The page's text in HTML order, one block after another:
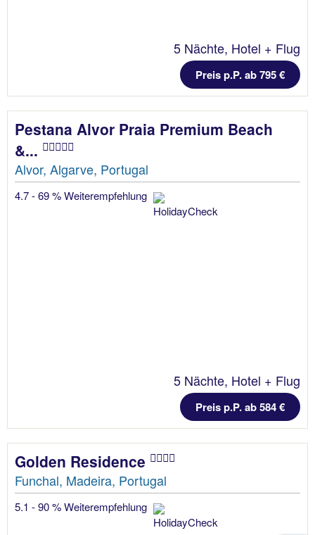
5 Nächte, Hotel + Flug
Preis p.P. ab 795 €
Pestana Alvor Praia Premium Beach
&...
Alvor, Algarve, Portugal
4.7 - 69 % Weiterempfehlung
5 Nächte, Hotel + Flug
Preis p.P. ab 584 €
Golden Residence
Funchal, Madeira, Portugal
5.1 - 90 % Weiterempfehlung